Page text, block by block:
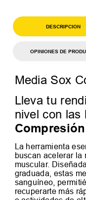
DESCRIPCION
OPINIONES DE
Media Sox
Lleva tu
nivel con las
La herramienta
buscan acelerar la
muscular.
graduada, estas
sanguíneo,
recuperarte más